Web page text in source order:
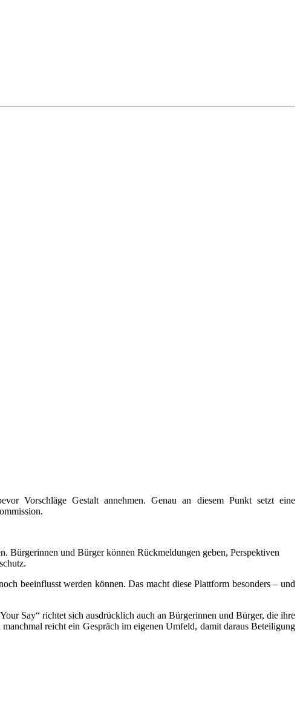
Vorschläge Gestalt annehmen. Genau an diesem Punkt setzt eine
Bürgerinnen und Bürger können Rückmeldungen geben, Perspektiven
beeinflusst werden können. Das macht diese Plattform besonders – und
Say“ richtet sich ausdrücklich auch an Bürgerinnen und Bürger, die ihre
reicht ein Gespräch im eigenen Umfeld, damit daraus Beteiligung